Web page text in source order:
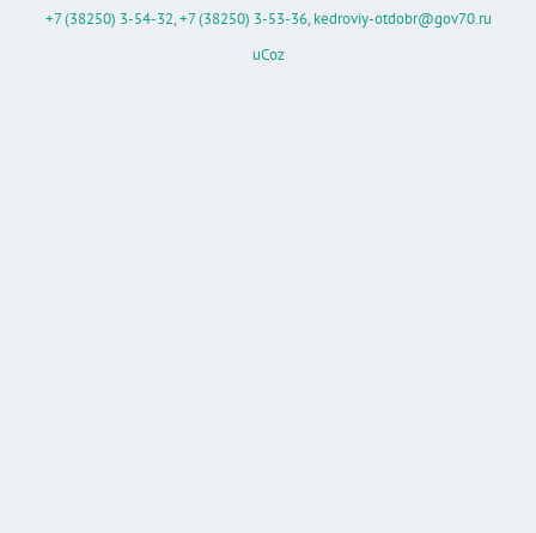
+7 (38250) 3-54-32,+7 (38250) 3-53-36, kedroviy-otdobr@gov70.ru
uCoz